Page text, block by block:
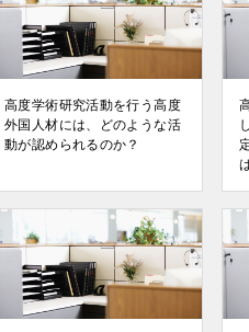
高度学術研究活動を行う高度
外国人材には、どのような活
動が認められるのか？